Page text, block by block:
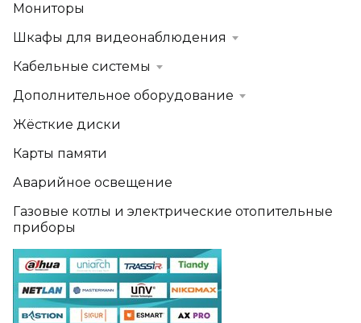
Мониторы
Шкафы для видеонаблюдения
Кабельные системы
Дополнительное оборудование
Жёсткие диски
Карты памяти
Аварийное освещение
Газовые котлы и электрические отопительные
приборы